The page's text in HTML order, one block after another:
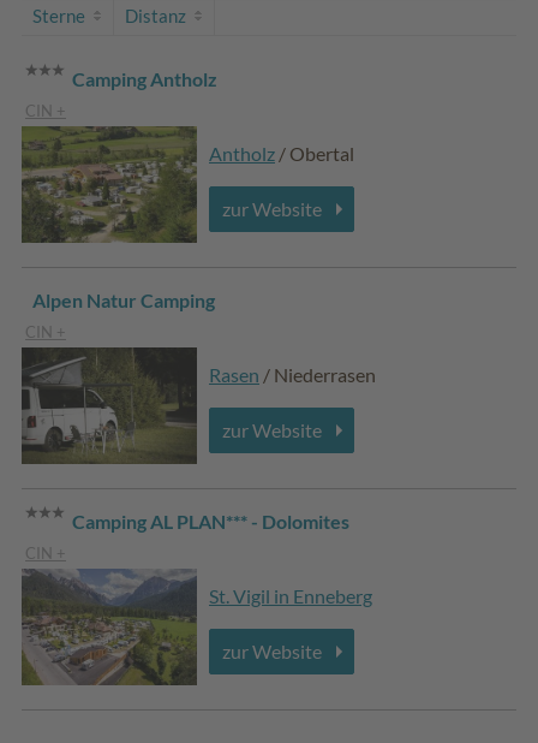
Sterne
Distanz
Camping Antholz
CIN +
Antholz / Obertal
zur Website
Alpen Natur Camping
CIN +
Rasen / Niederrasen
zur Website
Camping AL PLAN*** - Dolomites
CIN +
St. Vigil in Enneberg
zur Website